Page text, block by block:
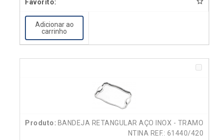
Adicionar ao
carrinho
BANDEJA RETANGULAR AÇO INOX - TRAMO
NTINA REF.: 61440/420